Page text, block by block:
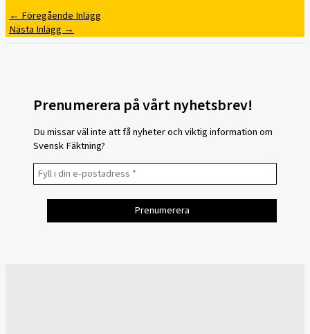
←Föregående Inlägg
Nästa Inlägg→
Prenumerera på vårt nyhetsbrev!
Du missar väl inte att få nyheter och viktig information om
Svensk Fäktning?